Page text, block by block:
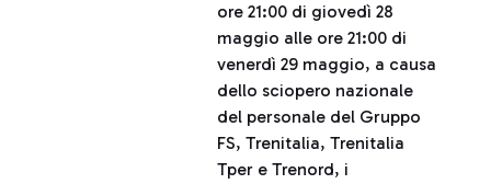
ore 21:00 di giovedì 28
maggio alle ore 21:00 di
venerdì 29 maggio, a causa
dello sciopero nazionale
del personale del Gruppo
FS, Trenitalia, Trenitalia
Tper e Trenord, i